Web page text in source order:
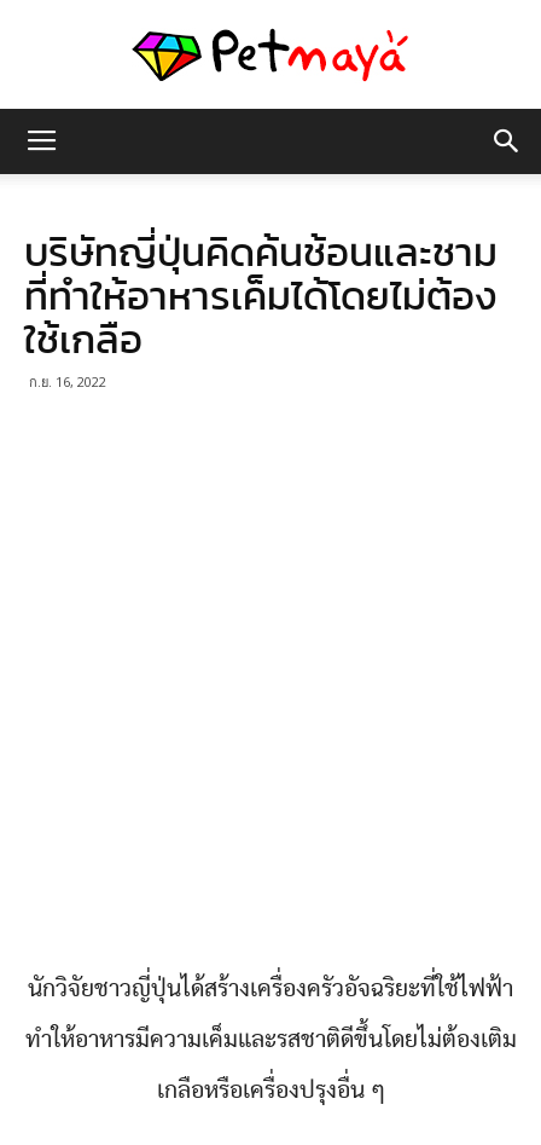
มายา
บริษัทญี่ปุ่นคิดค้นช้อนและชาม
ที่ทำให้อาหารเค็มได้โดยไม่ต้อง
ใช้เกลือ
ก.ย. 16, 2022
นักวิจัยชาวญี่ปุ่นได้สร้างเครื่องครัวอัจฉริยะที่ใช้ไฟฟ้า
ทำให้อาหารมีความเค็มและรสชาติดีขึ้นโดยไม่ต้องเติม
เกลือหรือเครื่องปรุงอื่น ๆ